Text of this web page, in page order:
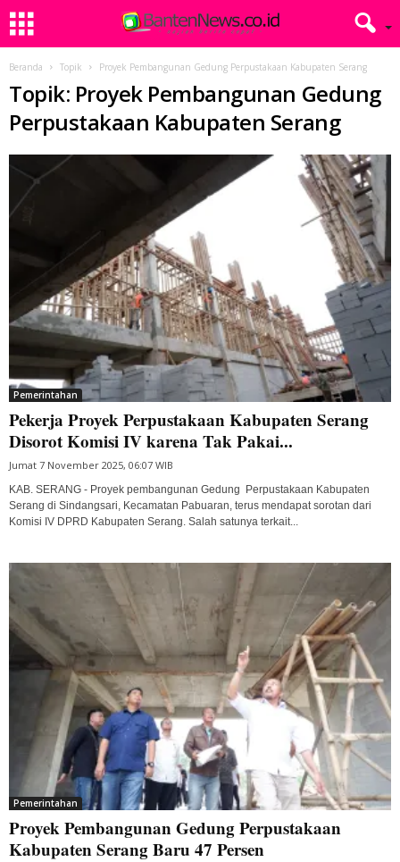
Beranda Topik Proyek Pembangunan Gedung Perpustakaan Kabupaten Serang
Topik: Proyek Pembangunan Gedung
Perpustakaan Kabupaten Serang
Pemerintahan
Pekerja Proyek Perpustakaan Kabupaten Serang
Disorot Komisi IV karena Tak Pakai...
Jumat 7 November 2025, 06:07 WIB
KAB. SERANG - Proyek pembangunan Gedung Perpustakaan Kabupaten
Serang di Sindangsari, Kecamatan Pabuaran, terus mendapat sorotan dari
Komisi IV DPRD Kabupaten Serang. Salah satunya terkait...
Pemerintahan
Proyek Pembangunan Gedung Perpustakaan
Kabupaten Serang Baru 47 Persen